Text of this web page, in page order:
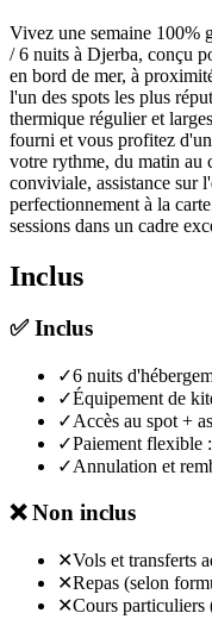
Vivez une semaine 100%
/ 6 nuits à Djerba, conçu
en bord de mer, à
l'un des spots les plus
thermique régulier et
fourni et vous profitez
votre rythme, du matin au
conviviale, assistance sur
perfectionnement à la
sessions dans un cadre
Inclus
✅Inclus
✓6 nuits
✓Équipement de
✓Accès au spot +
✓Paiement flexible
✓Annulation et
❌Non inclus
✕Vols et transferts
✕Repas (selon
✕Cours particuliers